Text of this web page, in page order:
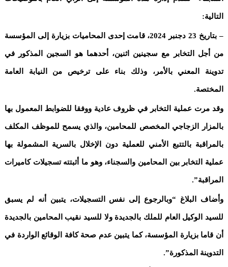
التالية:
– بتاريخ 23 دجنبر 2024، قامت إحدى المحاميات بزيارة إلى المؤسسة
من أجل التخابر مع سجينين اثنين، أحدهما هو السجين المذكور في
تدوينة المعني بالأمر، وذلك بناء على ترخيص من النيابة العامة
المختصة.
وقد مرت عملية التخابر في ظروف عادية ووفقا للضوابط المعمول بها
بالمزار الزجاجي المخصص للمحامين، والذي يسمح للموظف المكلف
بالمراقبة بالتتبع الأمني للعملية دون الإخلال بالسرية المشمولة بها
عملية التخابر بين المحامين والسجناء، وهو ما أثبتته تسجيلات كاميرات
المراقبة”.
وأضاف البلاغ “وبالرجوع إلى نفس التسجيلات، يتبين أنه لم يسبق
للسيد الوكيل العام للملك بالجديدة ولا للسيد نقيب المحامين بالجديدة
أن قاما بزيارة المؤسسة، كما يتبين عدم صحة كافة الوقائع الواردة في
التدوينة المذكورة”.